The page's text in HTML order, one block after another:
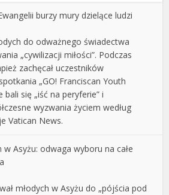
burzy mury dzielące ludzi
do odważnego świadectwa
„cywilizacji miłości”. Podczas
zachęcał uczestników
„GO! Franciscan Youth
bali się „iść na peryferie” i
wyzwania życiem według
Vatican News.
w Asyżu: odwaga wyboru na całe
młodych w Asyżu do „pójścia pod